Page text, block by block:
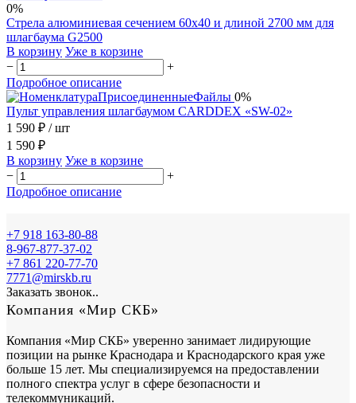
0%
Стрела алюминиевая сечением 60х40 и длиной 2700 мм для
шлагбаума G2500
В корзину Уже в корзине
−
+
Подробное описание
0%
Пульт управления шлагбаумом CARDDEX «SW-02»
1 590 ₽ / шт
1 590 ₽
В корзину Уже в корзине
−
+
Подробное описание
+7 918 163-80-88
8-967-877-37-02
+7 861 220-77-70
7771@mirskb.ru
Заказать звонок..
Компания «Мир СКБ»
Компания «Мир СКБ» уверенно занимает лидирующие
позиции на рынке Краснодара и Краснодарского края уже
больше 15 лет. Мы специализируемся на предоставлении
полного спектра услуг в сфере безопасности и
телекоммуникаций.